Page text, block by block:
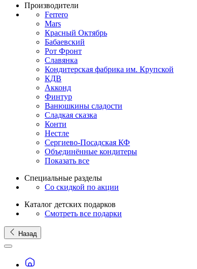
Производители
Ferrero
Mars
Красный Октябрь
Бабаевский
Рот Фронт
Славянка
Кондитерская фабрика им. Крупской
КДВ
Акконд
Финтур
Ванюшкины сладости
Сладкая сказка
Конти
Нестле
Сергиево-Посадская КФ
Объединённые кондитеры
Показать все
Специальные разделы
Со скидкой по акции
Каталог детских подарков
Смотреть все подарки
Назад